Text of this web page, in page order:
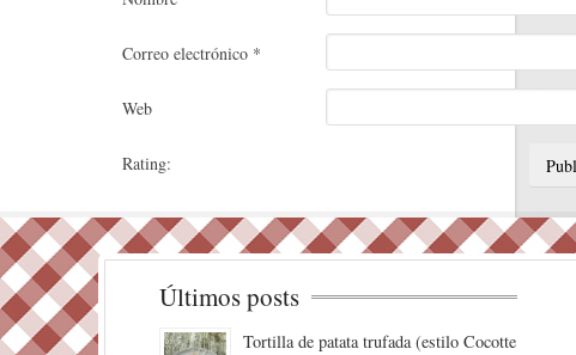
Correo electrónico *
Web
Rating:
Últimos posts
Tortilla de patata trufada (estilo Cocotte